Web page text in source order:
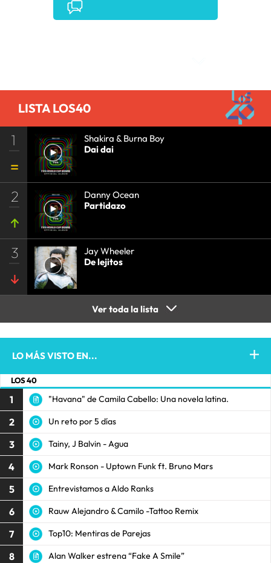
PREMIOS MÚSICA
MÚSICA ELECTRÓNICA•EVENTOS MUSICALES•
LISTA LOS40
1
Shakira & Burna Boy
Dai dai
2
Danny Ocean
Partidazo
3
Jay Wheeler
De lejitos
Ver toda la lista
LO MÁS VISTO EN...
LOS 40
1 "Havana" de Camila Cabello: Una novela latina.
2 Un reto por 5 días
3 Tainy, J Balvin - Agua
4 Mark Ronson - Uptown Funk ft. Bruno Mars
5 Entrevistamos a Aldo Ranks
6 Rauw Alejandro & Camilo -Tattoo Remix
7 Top10: Mentiras de Parejas
8 Alan Walker estrena “Fake A Smile”